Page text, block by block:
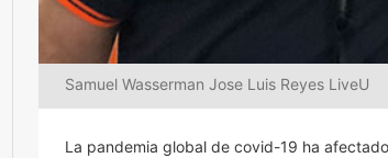
Samuel Wasserman Jose Luis Reyes LiveU
La pandemia global de covid-19 ha